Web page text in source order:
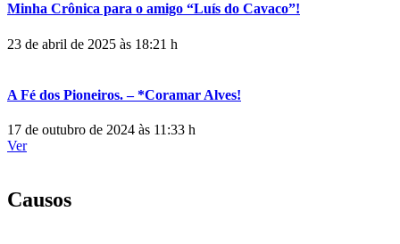
Minha Crônica para o amigo “Luís do Cavaco”!
23 de abril de 2025 às 18:21 h
A Fé dos Pioneiros. – *Coramar Alves!
17 de outubro de 2024 às 11:33 h
Ver
Causos